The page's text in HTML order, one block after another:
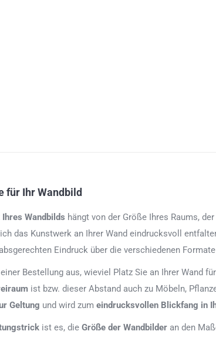
für Ihr Wandbild
Ihres Wandbilds hängt von der Größe Ihres Raums,
das Kunstwerk an Ihrer Wand eindrucksvoll
Eindruck über die verschiedenen
Bestellung aus, wieviel Platz Sie an Ihrer Wand
ist bzw. dieser Abstand auch zu Möbeln,
Geltung und wird zum eindrucksvollen Blickfang in
ist es, die Größe der Wandbilder an den